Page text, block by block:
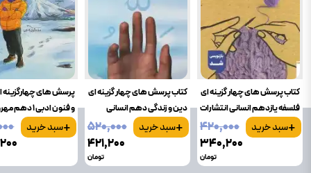
کتاب پرسش های چهار گزینه ای
فلسفه یازدهم انسانی انتشارات
خیلی سبز
+سبد خرید
۴۲۰٬۰۰۰
۳۴۰٬۲۰۰
تومان
کتاب پرسش های چهار گزینه ای
دین و زندگی دهم انسانی
انتشارات خیلی سبز
+سبد خرید
۵۲۰٬۰۰۰
۴۲۱٬۲۰۰
تومان
پرسش های چهارگزینه
و فنون ادبی 1 دهم مهروماه
+سبد خرید